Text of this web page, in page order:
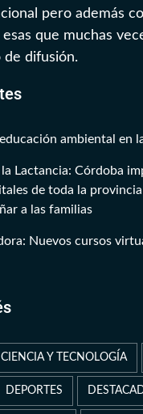
pero además
que muchas
de difusión.
ambiental en
Lactancia: Córdoba
de toda la
a las familias
Nuevos cursos
CIENCIA Y TECNOLOGÍA
DEPORTES